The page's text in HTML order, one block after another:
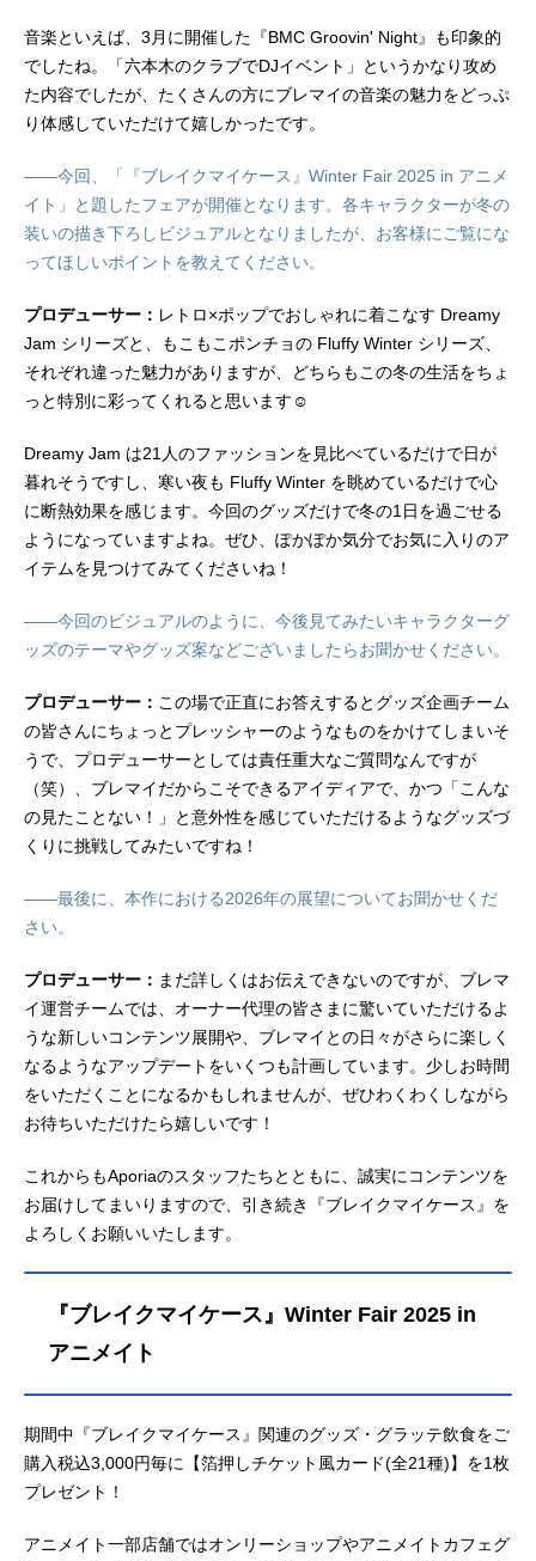
音楽といえば、3月に開催した『BMC Groovin' Night』も印象的
でしたね。「六本木のクラブでDJイベント」というかなり攻め
た内容でしたが、たくさんの方にブレマイの音楽の魅力をどっぷ
り体感していただけて嬉しかったです。
――今回、「『ブレイクマイケース』Winter Fair 2025 in アニメ
イト」と題したフェアが開催となります。各キャラクターが冬の
装いの描き下ろしビジュアルとなりましたが、お客様にご覧にな
ってほしいポイントを教えてください。
プロデューサー： レトロ×ポップでおしゃれに着こなす Dreamy
Jam シリーズと、もこもこポンチョの Fluffy Winter シリーズ、
それぞれ違った魅力がありますが、どちらもこの冬の生活をちょ
っと特別に彩ってくれると思います☺️
Dreamy Jam は21人のファッションを見比べているだけで日が
暮れそうですし、寒い夜も Fluffy Winter を眺めているだけで心
に断熱効果を感じます。今回のグッズだけで冬の1日を過ごせる
ようになっていますよね。ぜひ、ぽかぽか気分でお気に入りのア
イテムを見つけてみてくださいね！
――今回のビジュアルのように、今後見てみたいキャラクターグ
ッズのテーマやグッズ案などございましたらお聞かせください。
プロデューサー： この場で正直にお答えするとグッズ企画チーム
の皆さんにちょっとプレッシャーのようなものをかけてしまいそ
うで、プロデューサーとしては責任重大なご質問なんですが
（笑）、ブレマイだからこそできるアイディアで、かつ「こんな
の見たことない！」と意外性を感じていただけるようなグッズづ
くりに挑戦してみたいですね！
――最後に、本作における2026年の展望についてお聞かせくだ
さい。
プロデューサー： まだ詳しくはお伝えできないのですが、ブレマ
イ運営チームでは、オーナー代理の皆さまに驚いていただけるよ
うな新しいコンテンツ展開や、ブレマイとの日々がさらに楽しく
なるようなアップデートをいくつも計画しています。少しお時間
をいただくことになるかもしれませんが、ぜひわくわくしながら
お待ちいただけたら嬉しいです！
これからもAporiaのスタッフたちとともに、誠実にコンテンツを
お届けしてまいりますので、引き続き『ブレイクマイケース』を
よろしくお願いいたします。
『ブレイクマイケース』Winter Fair 2025 in
アニメイト
期間中『ブレイクマイケース』関連のグッズ・グラッテ飲食をご
購入税込3,000円毎に【箔押しチケット風カード(全21種)】を1枚
プレゼント！
アニメイト一部店舗ではオンリーショップやアニメイトカフェグ